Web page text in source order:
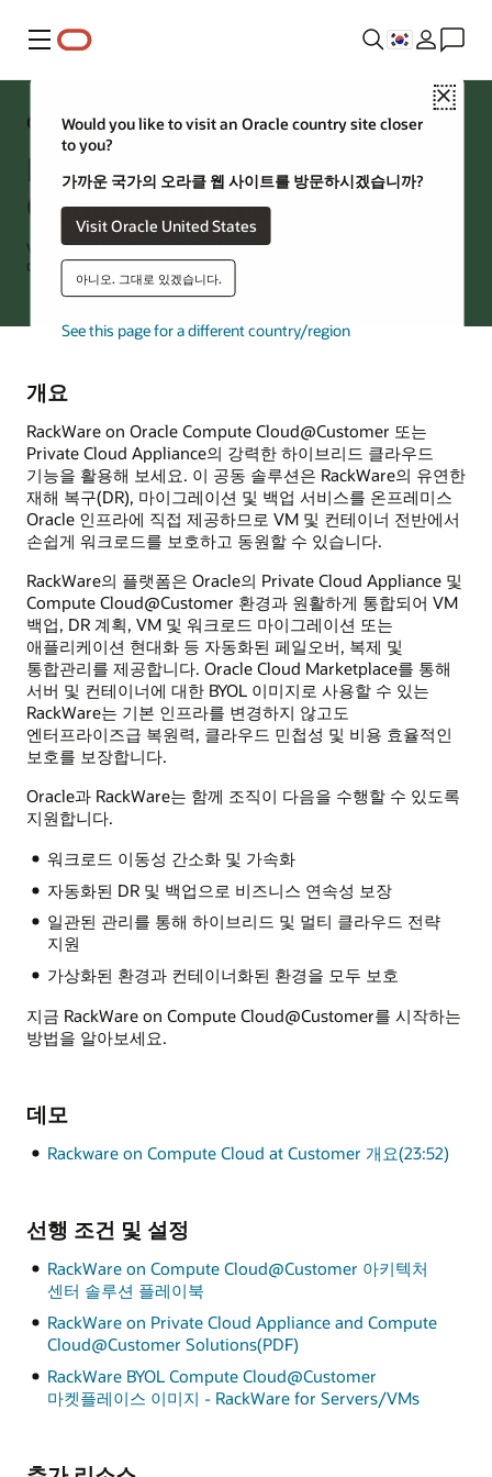
메뉴
Close
Would you like to visit an Oracle country site closer
to you?
가까운 국가의 오라클 웹 사이트를 방문하시겠습니까?
Visit Oracle United States
아니오. 그대로 있겠습니다.
See this page for a different country/region
OCI 솔루션
RackWare on Oracle Compute
Cloud@Customer
VM 및 컨테이너를 위한 확장 가능한 통합형 재해 복구 및
마이그레이션
개요
RackWare on Oracle Compute Cloud@Customer 또는
Private Cloud Appliance의 강력한 하이브리드 클라우드
기능을 활용해 보세요. 이 공동 솔루션은 RackWare의 유연한
재해 복구(DR), 마이그레이션 및 백업 서비스를 온프레미스
Oracle 인프라에 직접 제공하므로 VM 및 컨테이너 전반에서
손쉽게 워크로드를 보호하고 동원할 수 있습니다.
RackWare의 플랫폼은 Oracle의 Private Cloud Appliance 및
Compute Cloud@Customer 환경과 원활하게 통합되어 VM
백업, DR 계획, VM 및 워크로드 마이그레이션 또는
애플리케이션 현대화 등 자동화된 페일오버, 복제 및
통합관리를 제공합니다. Oracle Cloud Marketplace를 통해
서버 및 컨테이너에 대한 BYOL 이미지로 사용할 수 있는
RackWare는 기본 인프라를 변경하지 않고도
엔터프라이즈급 복원력, 클라우드 민첩성 및 비용 효율적인
보호를 보장합니다.
Oracle과 RackWare는 함께 조직이 다음을 수행할 수 있도록
지원합니다.
워크로드 이동성 간소화 및 가속화
자동화된 DR 및 백업으로 비즈니스 연속성 보장
일관된 관리를 통해 하이브리드 및 멀티 클라우드 전략
지원
가상화된 환경과 컨테이너화된 환경을 모두 보호
지금 RackWare on Compute Cloud@Customer를 시작하는
방법을 알아보세요.
데모
Rackware on Compute Cloud at Customer 개요(23:52)
선행 조건 및 설정
RackWare on Compute Cloud@Customer 아키텍처
센터 솔루션 플레이북
RackWare on Private Cloud Appliance and Compute
Cloud@Customer Solutions(PDF)
RackWare BYOL Compute Cloud@Customer
마켓플레이스 이미지 - RackWare for Servers/VMs